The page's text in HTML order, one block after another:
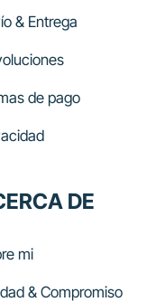
& Entrega
de pago
DE
mi
& Compromiso